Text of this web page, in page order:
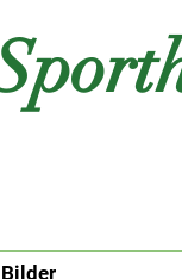
Bilder